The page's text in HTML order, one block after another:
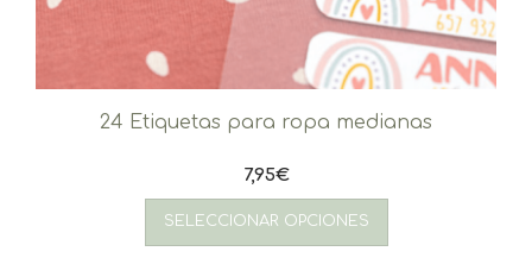
24 Etiquetas para ropa medianas
7,95€
SELECCIONAR OPCIONES